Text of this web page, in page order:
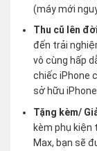
(máy mới
Thu cũ lên
đến trải
vô cùng hấp
chiếc iPhone
sở hữu
Tặng kèm/
kèm phụ kiện
Max, bạn sẽ